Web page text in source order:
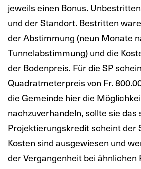
jeweils einen Bonus.
und der Standort. Bestritten
der Abstimmung (neun Monate
Tunnelabstimmung) und die
der Bodenpreis. Für die SP
Quadratmeterpreis von Fr.
die Gemeinde hier die
nachzuverhandeln, sollte sie
Projektierungskredit scheint der
Kosten sind ausgewiesen und
der Vergangenheit bei ähnlichen